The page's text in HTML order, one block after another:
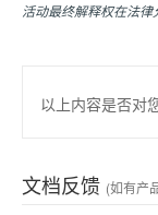
活动最终解释权在法律
以上内容是否对
文档反馈 (如有产